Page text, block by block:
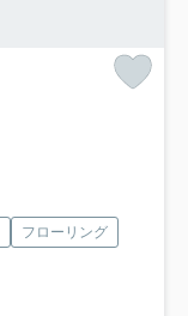
フローリング